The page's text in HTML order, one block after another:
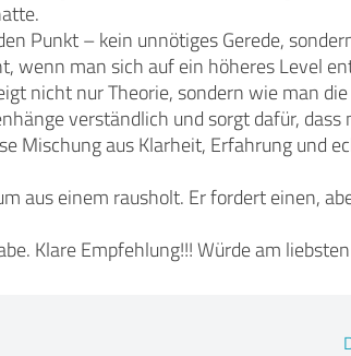
Punkt – kein unnötiges Gerede,
wenn man sich auf ein höheres Level
nicht nur Theorie, sondern wie man
verständlich und sorgt dafür,
Mischung aus Klarheit, Erfahrung und
aus einem rausholt. Er fordert einen,
Klare Empfehlung!!! Würde am